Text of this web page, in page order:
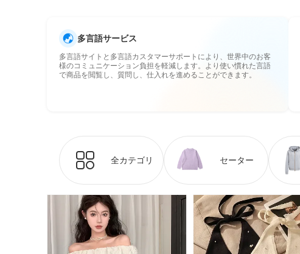
多言語サービス
多言語サイトと多言語カスタマーサポートにより、世界中のお客
様のコミュニケーション負担を軽減します。より使い慣れた言語
で商品を閲覧し、質問し、仕入れを進めることができます。
全カテゴリ セーター